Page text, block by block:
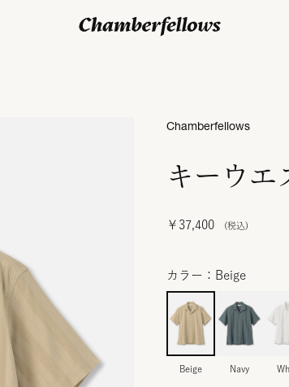
キーウエ
￥37,400
Chamberfellows
カラー：Beige
Beige Navy